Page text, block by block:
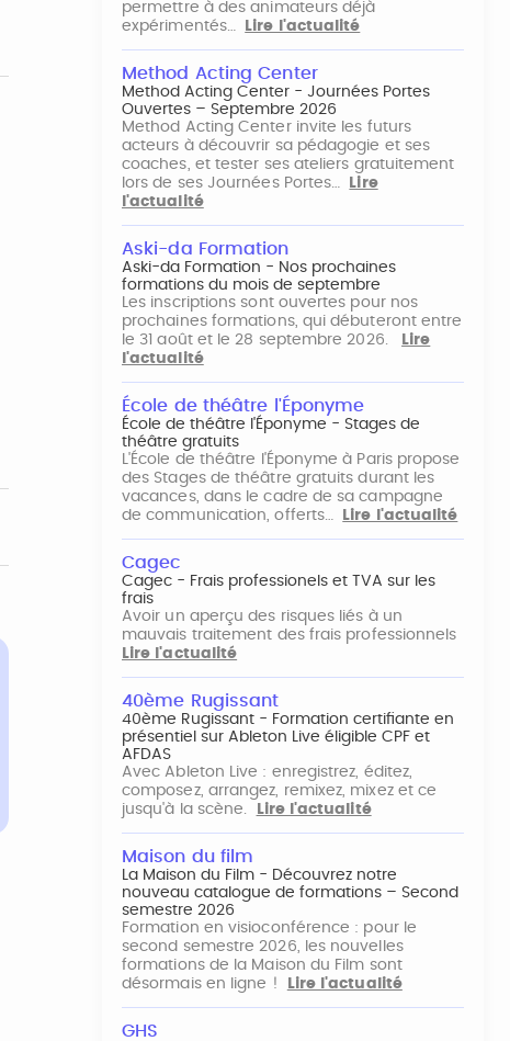
permettre à des animateurs déjà
expérimentés…
Lire l'actualité
Method Acting Center
Method Acting Center - Journées Portes
Ouvertes – Septembre 2026
Method Acting Center invite les futurs
acteurs à découvrir sa pédagogie et ses
coaches, et tester ses ateliers gratuitement
lors de ses Journées Portes…
Lire
l'actualité
Aski-da Formation
Aski-da Formation - Nos prochaines
formations du mois de septembre
Les inscriptions sont ouvertes pour nos
prochaines formations, qui débuteront entre
le 31 août et le 28 septembre 2026.
Lire
l'actualité
École de théâtre l'Éponyme
École de théâtre l'Éponyme - Stages de
théâtre gratuits
L'École de théâtre l'Éponyme à Paris propose
des Stages de théâtre gratuits durant les
vacances, dans le cadre de sa campagne
de communication, offerts…
Lire l'actualité
Cagec
Cagec - Frais professionels et TVA sur les
frais
Avoir un aperçu des risques liés à un
mauvais traitement des frais professionnels
Lire l'actualité
40ème Rugissant
40ème Rugissant - Formation certifiante en
présentiel sur Ableton Live éligible CPF et
AFDAS
Avec Ableton Live : enregistrez, éditez,
composez, arrangez, remixez, mixez et ce
jusqu'à la scène.
Lire l'actualité
Maison du film
La Maison du Film - Découvrez notre
nouveau catalogue de formations – Second
semestre 2026
Formation en visioconférence : pour le
second semestre 2026, les nouvelles
formations de la Maison du Film sont
désormais en ligne !
Lire l'actualité
GHS